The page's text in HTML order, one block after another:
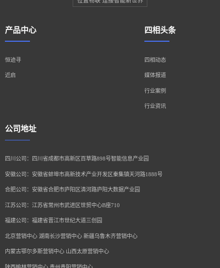
产品中心
恒迹寻
近启
四相头条
四相动态
媒体报道
行业案例
行业资讯
公司地址
四川公司：四川省成都市高新区百草路898号智能信息产业园
安徽公司：安徽省蚌埠市高新技术产业开发区秦集镇天河路1888号
合肥公司：安徽省合肥市庐阳区清河路庐阳大数据产业园
江苏公司：江苏省常州市武进区世贸中心B座710
福建公司：福建省晋江市世纪大道三创园
北京营销中心 湖南长沙营销中心 新疆乌鲁木齐营销中心
内蒙古鄂尔多斯营销中心 山西太原营销中心